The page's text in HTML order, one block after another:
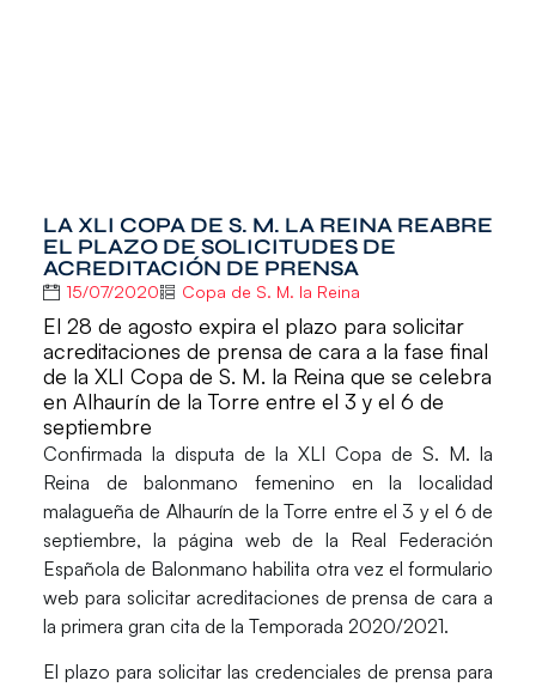
LA XLI COPA DE S. M. LA REINA REABRE
EL PLAZO DE SOLICITUDES DE
ACREDITACIÓN DE PRENSA
15/07/2020 Copa de S. M. la Reina
El 28 de agosto expira el plazo para solicitar
acreditaciones de prensa de cara a la fase final
de la XLI Copa de S. M. la Reina que se celebra
en Alhaurín de la Torre entre el 3 y el 6 de
septiembre
Confirmada la disputa de la XLI Copa de S. M. la
Reina de balonmano femenino en la localidad
malagueña de Alhaurín de la Torre entre el 3 y el 6 de
septiembre, la página web de la Real Federación
Española de Balonmano habilita otra vez elformulario
web para solicitar acreditaciones de prensa de cara a
la primera gran cita de la Temporada 2020/2021.
El plazo para solicitar las credenciales de prensa para